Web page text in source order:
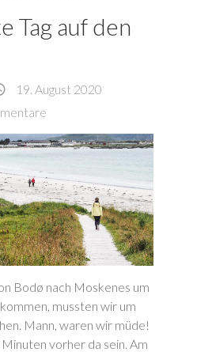
Tag auf den
19. August 2020
Bodø nach Moskenes um
mussten wir um
Mann, waren wir müde!
vorher da sein. Am